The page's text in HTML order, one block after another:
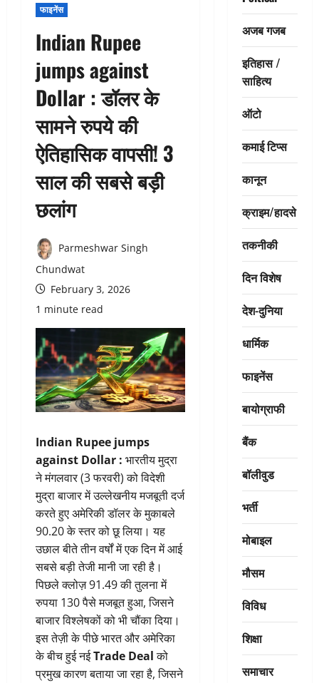
फाइनेंस
Indian Rupee
jumps against
Dollar : डॉलर के
सामने रुपये की
ऐतिहासिक वापसी! 3
साल की सबसे बड़ी
छलांग
Parmeshwar Singh
Chundwat
February 3, 2026
1 minute read
Indian Rupee jumps
against Dollar : भारतीय मुद्रा
ने मंगलवार (3 फरवरी) को विदेशी
मुद्रा बाजार में उल्लेखनीय मजबूती दर्ज
करते हुए अमेरिकी डॉलर के मुकाबले
90.20 के स्तर को छू लिया। यह
उछाल बीते तीन वर्षों में एक दिन में आई
सबसे बड़ी तेजी मानी जा रही है।
पिछले क्लोज़ 91.49 की तुलना में
रुपया 130 पैसे मजबूत हुआ, जिसने
बाजार विश्लेषकों को भी चौंका दिया।
इस तेज़ी के पीछे भारत और अमेरिका
के बीच हुई नईTrade Dealको
प्रमुख कारण बताया जा रहा है, जिसने
अजब गजब
इतिहास /
साहित्य
ऑटो
कमाई टिप्स
कानून
क्राइम/हादसे
तकनीकी
दिन विशेष
देश-दुनिया
धार्मिक
फाइनेंस
बायोग्राफी
बैंक
बॉलीवुड
भर्ती
मोबाइल
मौसम
विविध
शिक्षा
समाचार